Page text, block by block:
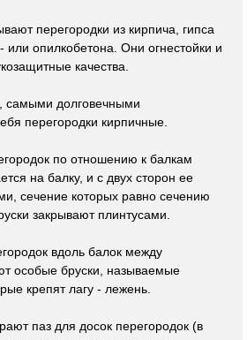
перегородки из кирпича, гипса
или опилкобетона. Они огнестойки и
качества.
долговечными
перегородки кирпичные.
по отношению к балкам
на балку, и с двух сторон ее
сечение которых равно сечению
закрывают плинтусами.
вдоль балок между
особые бруски, называемые
крепят лагу - лежень.
паз для досок перегородок (в